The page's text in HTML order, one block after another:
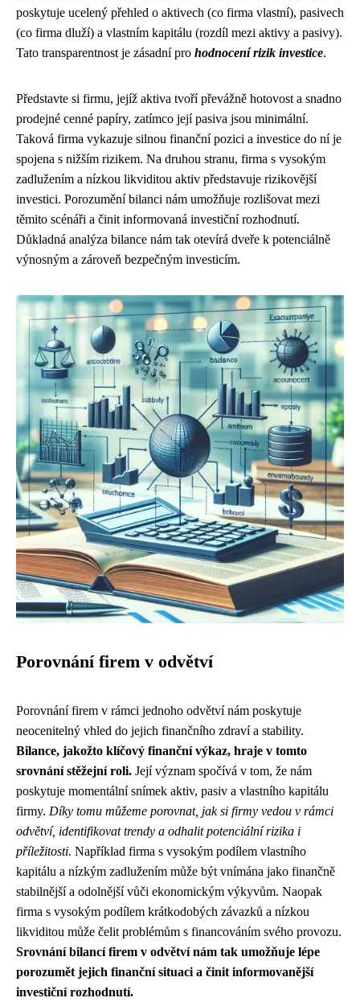
poskytuje ucelený přehled o aktivech (co firma vlastní), pasivech
(co firma dluží) a vlastním kapitálu (rozdíl mezi aktivy a pasivy).
Tato transparentnost je zásadní pro hodnocení rizik investice.
Představte si firmu, jejíž aktiva tvoří převážně hotovost a snadno
prodejné cenné papíry, zatímco její pasiva jsou minimální.
Taková firma vykazuje silnou finanční pozici a investice do ní je
spojena s nižším rizikem. Na druhou stranu, firma s vysokým
zadlužením a nízkou likviditou aktiv představuje rizikovější
investici. Porozumění bilanci nám umožňuje rozlišovat mezi
těmito scénáři a činit informovaná investiční rozhodnutí.
Důkladná analýza bilance nám tak otevírá dveře k potenciálně
výnosným a zároveň bezpečným investicím.
Porovnání firem v odvětví
Porovnání firem v rámci jednoho odvětví nám poskytuje
neocenitelný vhled do jejich finančního zdraví a stability.
Bilance, jakožto klíčový finanční výkaz, hraje v tomto
srovnání stěžejní roli. Její význam spočívá v tom, že nám
poskytuje momentální snímek aktiv, pasiv a vlastního kapitálu
firmy. Díky tomu můžeme porovnat, jak si firmy vedou v rámci
odvětví, identifikovat trendy a odhalit potenciální rizika i
příležitosti. Například firma s vysokým podílem vlastního
kapitálu a nízkým zadlužením může být vnímána jako finančně
stabilnější a odolnější vůči ekonomickým výkyvům. Naopak
firma s vysokým podílem krátkodobých závazků a nízkou
likviditou může čelit problémům s financováním svého provozu.
Srovnání bilancí firem v odvětví nám tak umožňuje lépe
porozumět jejich finanční situaci a činit informovanější
investiční rozhodnutí.